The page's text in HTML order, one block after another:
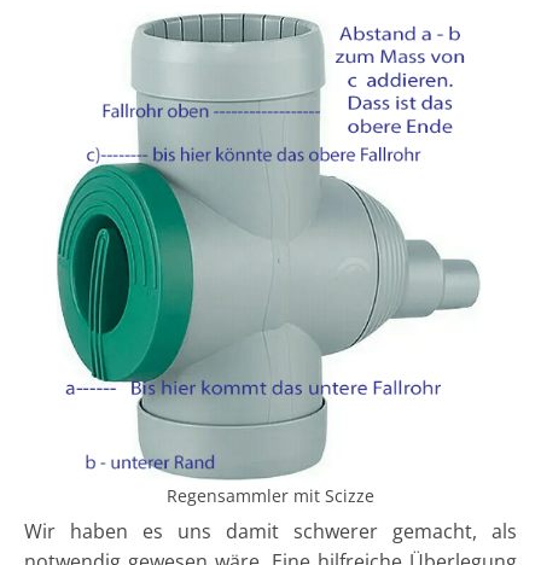
Regensammler mit Scizze
Wir haben es uns damit schwerer gemacht, als